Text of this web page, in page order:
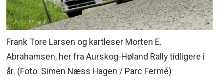
Frank Tore Larsen og kartleser Morten E.
Abrahamsen, her fra Aurskog-Høland Rally tidligere i
år. (Foto: Simen Næss Hagen / Parc Fermé)